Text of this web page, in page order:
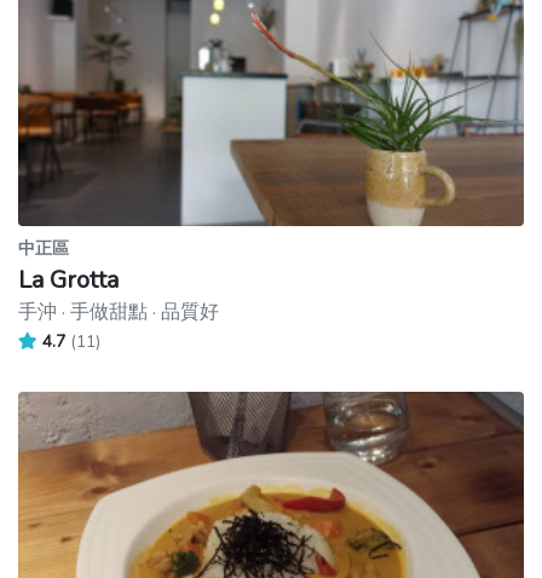
中正區
La Grotta
手沖 · 手做甜點 · 品質好
4.7 (11)